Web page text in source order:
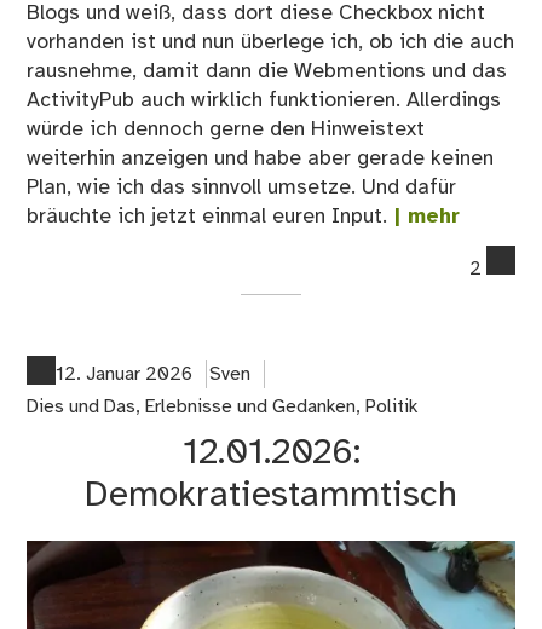
Blogs und weiß, dass dort diese Checkbox nicht
vorhanden ist und nun überlege ich, ob ich die auch
rausnehme, damit dann die Webmentions und das
ActivityPub auch wirklich funktionieren. Allerdings
würde ich dennoch gerne den Hinweistext
weiterhin anzeigen und habe aber gerade keinen
Plan, wie ich das sinnvoll umsetze. Und dafür
bräuchte ich jetzt einmal euren Input. | mehr
2
12. Januar 2026
Sven
Dies und Das, Erlebnisse und Gedanken, Politik
12.01.2026:
Demokratiestammtisch